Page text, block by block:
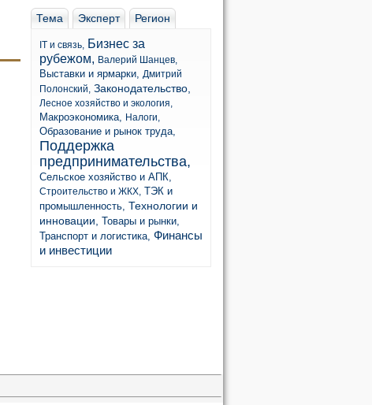
Тема Эксперт Регион
IT и связь, Бизнес за
рубежом, Валерий Шанцев,
Выставки и ярмарки, Дмитрий
Полонский, Законодательство,
Лесное хозяйство и экология,
Макроэкономика, Налоги,
Образование и рынок труда,
Поддержка
предпринимательства,
Сельское хозяйство и АПК,
Строительство и ЖКХ, ТЭК и
промышленность, Технологии и
инновации, Товары и рынки,
Транспорт и логистика, Финансы
и инвестиции